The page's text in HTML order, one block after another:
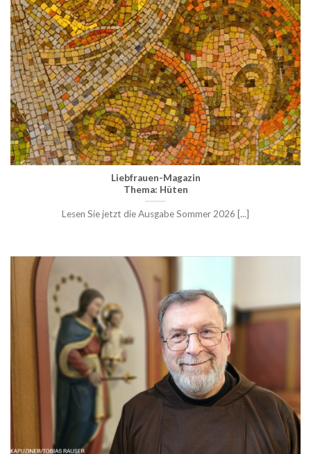
Liebfrauen-Magazin
Thema: Hüten
Lesen Sie jetzt die Ausgabe Sommer 2026 [...]